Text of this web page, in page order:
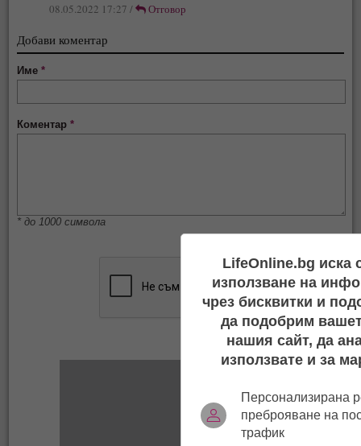
08.05.2022 17:27 / Отговор
Добави коментар
Име*
Коментар*
* до 1000 символа
LifeOnline.bg иска
използване на
чрез бисквитки и
да подобрим
нашия сайт, да
използвате и за
Персонализирана
преброяване на
трафик